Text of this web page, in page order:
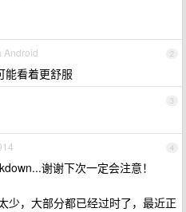
2
Android
能看着更舒服
3
4
谢谢下次一定会注意！
少，大部分都已经过时了，最近正